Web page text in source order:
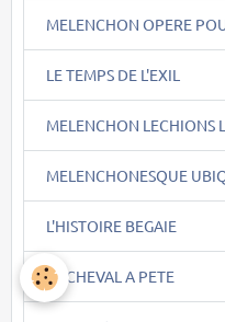
MELENCHON OPERE
LE TEMPS DE L'EXIL
MELENCHON LECHIONS
MELENCHONESQUE
L'HISTOIRE BEGAIE
LE CHEVAL A PETE